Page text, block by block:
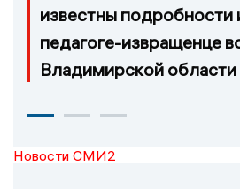
известны подробности
педагоге-извращенце
Владимирской области
Новости СМИ2